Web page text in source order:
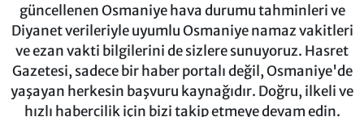
güncellenen Osmaniye hava durumu tahminleri ve
Diyanet verileriyle uyumlu Osmaniye namaz vakitleri
ve ezan vakti bilgilerini de sizlere sunuyoruz. Hasret
Gazetesi, sadece bir haber portalı değil, Osmaniye'de
yaşayan herkesin başvuru kaynağıdır. Doğru, ilkeli ve
hızlı habercilik için bizi takip etmeye devam edin.